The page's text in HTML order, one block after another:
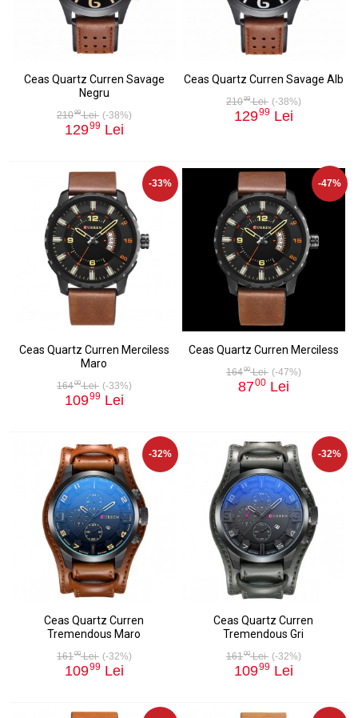
Ceas Quartz Curren Savage
Negru
21099Lei (-38%)
12999 Lei
Ceas Quartz Curren Savage Alb
21099Lei (-38%)
12999 Lei
-33%
Ceas Quartz Curren Merciless
Maro
16400Lei (-33%)
10999 Lei
-47%
Ceas Quartz Curren Merciless
16400Lei (-47%)
8700 Lei
-32%
Ceas Quartz Curren
Tremendous Maro
16100Lei (-32%)
10999 Lei
-32%
Ceas Quartz Curren
Tremendous Gri
16100Lei (-32%)
10999 Lei